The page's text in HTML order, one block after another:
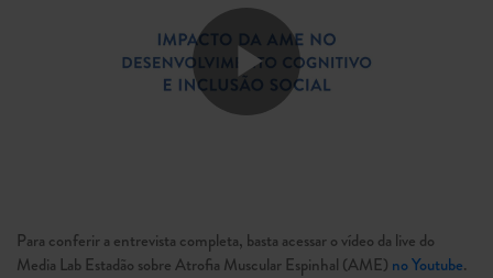
Play
Video
Para conferir a entrevista completa, basta acessar o vídeo da live do
Media Lab Estadão sobre Atrofia Muscular Espinhal (AME) no Youtube.